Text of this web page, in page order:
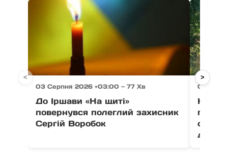
03 Серпня 2026 +03:00 — 77 Хв
До Іршави «На щиті»
повернувся полеглий захисник
Сергій Воробок
03
На
серед
дітей
< >